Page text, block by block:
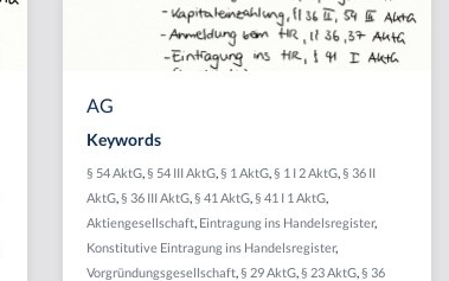
AG
Keywords
§ 54 AktG,§ 54 III AktG,§ 1 AktG,§ 1 I 2 AktG,§ 36 II
AktG,§ 36 III AktG,§ 41 AktG,§ 41 I 1 AktG,
Aktiengesellschaft, Eintragung ins Handelsregister,
Konstitutive Eintragung ins Handelsregister,
Vorgründungsgesellschaft,§ 29 AktG,§ 23 AktG,§ 36